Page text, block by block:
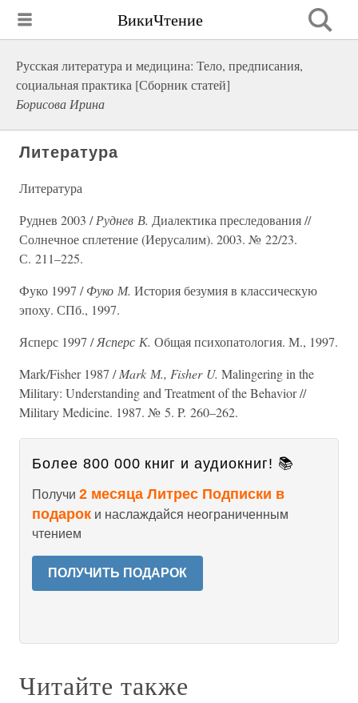
ВикиЧтение
Русская литература и медицина: Тело, предписания,
социальная практика [Сборник статей]
Борисова Ирина
Литература
Литература
Руднев 2003 /Руднев В. Диалектика преследования //
Солнечное сплетение (Иерусалим). 2003. № 22/23.
С. 211–225.
Фуко 1997 /Фуко М. История безумия в классическую
эпоху. СПб., 1997.
Ясперс 1997 /Ясперс К. Общая психопатология. М., 1997.
Mark/Fisher 1987 /Mark М., Fisher U. Malingering in the
Military: Understanding and Treatment of the Behavior //
Military Medicine. 1987. № 5. P. 260–262.
Более 800 000 книг и аудиокниг! 📚
Получи 2 месяца Литрес Подписки в
подарок и наслаждайся неограниченным
чтением
ПОЛУЧИТЬ ПОДАРОК
Читайте также